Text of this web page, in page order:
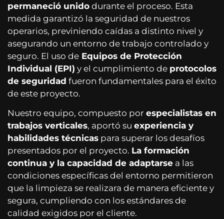
permaneció unido durante el proceso. Esta
medida garantizó la seguridad de nuestros
operarios, previniendo caídas a distinto nivel y
asegurando un entorno de trabajo controlado y
seguro. El uso de Equipos de Protección
Individual (EPI) y el cumplimiento de protocolos
de seguridad fueron fundamentales para el éxito
de este proyecto.
Nuestro equipo, compuesto por especialistas en
trabajos verticales, aportó su experiencia y
habilidades técnicas para superar los desafíos
presentados por el proyecto. La formación
continua y la capacidad de adaptarse a las
condiciones específicas del entorno permitieron
que la limpieza se realizara de manera eficiente y
segura, cumpliendo con los estándares de
calidad exigidos por el cliente.